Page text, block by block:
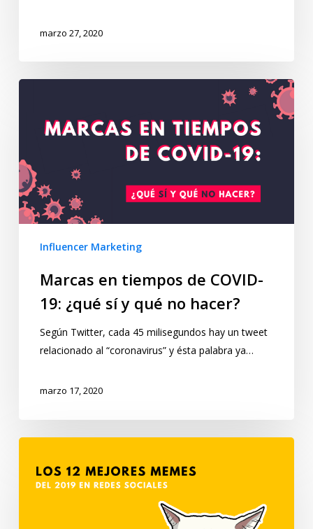
marzo 27, 2020
Influencer Marketing
Marcas en tiempos de COVID-
19: ¿qué sí y qué no hacer?
Según Twitter, cada 45 milisegundos hay un tweet
relacionado al “coronavirus” y ésta palabra ya…
marzo 17, 2020